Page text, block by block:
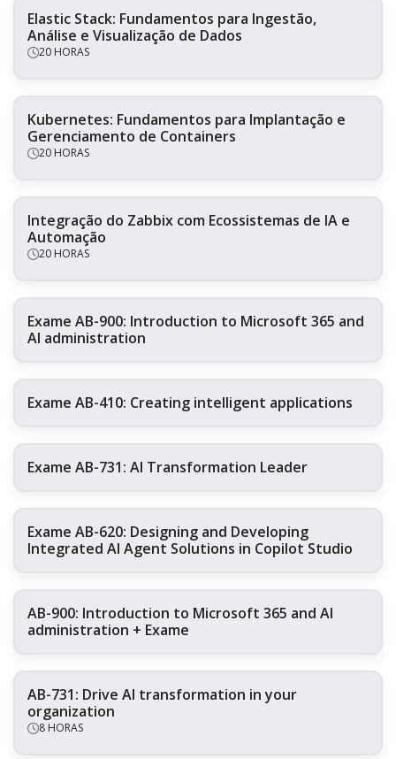
Elastic Stack: Fundamentos para Ingestão,
Análise e Visualização de Dados
20 HORAS
Kubernetes: Fundamentos para Implantação e
Gerenciamento de Containers
20 HORAS
Integração do Zabbix com Ecossistemas de IA e
Automação
20 HORAS
Exame AB-900: Introduction to Microsoft 365 and
AI administration
Exame AB-410: Creating intelligent applications
Exame AB-731: AI Transformation Leader
Exame AB-620: Designing and Developing
Integrated AI Agent Solutions in Copilot Studio
AB-900: Introduction to Microsoft 365 and AI
administration + Exame
AB-731: Drive AI transformation in your
organization
8 HORAS